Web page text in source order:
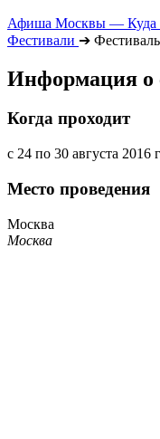
Афиша Москвы — Куда
Фестивали ➔
Информация о
Когда проходит
с 24 по 30 августа 2016
Место проведения
Москва
Москва